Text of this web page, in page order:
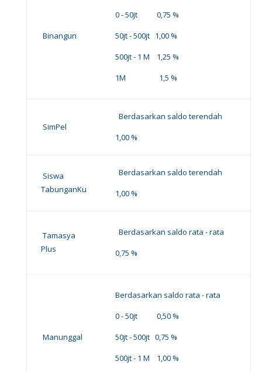
Binangun
0 - 50jt 0,75 %
50jt - 500jt 1,00 %
500jt - 1 M 1,25 %
1M 1,5 %
SimPel
Berdasarkan saldo terendah
1,00 %
Siswa
TabunganKu
Berdasarkan saldo terendah
1,00 %
Tamasya
Plus
Berdasarkan saldo rata - rata
0,75 %
Manunggal
Berdasarkan saldo rata - rata
0 - 50jt 0,50 %
50jt - 500jt 0,75 %
500jt - 1 M 1,00 %